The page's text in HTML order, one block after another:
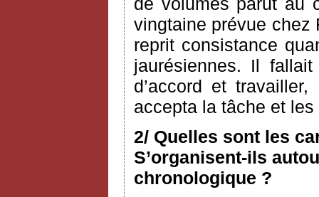
vingtaine prévue chez
reprit consistance
jaurésiennes. Il
d’accord et
accepta la tâche et
2/ Quelles sont les
S’organisent-ils
chronologique ?